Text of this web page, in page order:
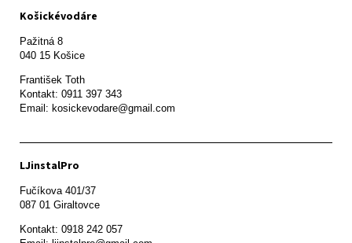
Košickévodáre
Pažitná 8
František Toth
Kontakt: 0911 397 343
Email: kosickevodare@gmail.com
LJinstalPro
Fučíkova 401/37
087 01 Giraltovce
Kontakt: 0918 242 057